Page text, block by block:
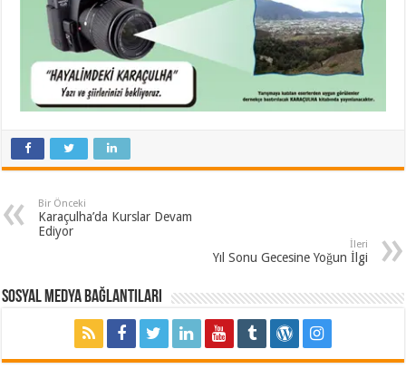
Bir Önceki
Karaçulha’da Kurslar Devam
Ediyor
İleri
Yıl Sonu Gecesine Yoğun İlgi
Sosyal Medya Bağlantıları